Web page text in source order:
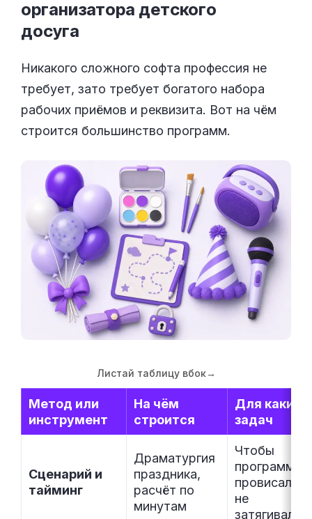
организатора детского
досуга
Никакого сложного софта профессия не
требует, зато требует богатого набора
рабочих приёмов и реквизита. Вот на чём
строится большинство программ.
Листай таблицу вбок→
Метод или
инструмент
На чём
строится
Для каких
задач
Сценарий и
тайминг
Драматургия
праздника,
расчёт по
минутам
Чтобы
программа
провисала и
не